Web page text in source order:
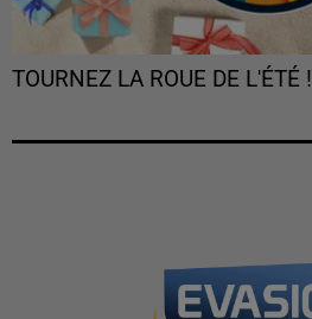
TOURNEZ LA ROUE DE L'ÉTÉ !